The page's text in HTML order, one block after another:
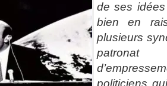
de ses
bien en
plusieurs
politiciens